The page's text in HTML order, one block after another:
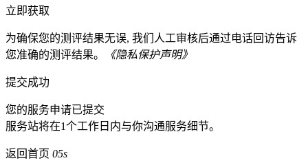
立即获取
为确保您的测评结果无误, 我们人工审核后通过电话回访告诉
您准确的测评结果。
《隐私保护声明》
提交成功
您的服务申请已提交
服务站将在1个工作日内与你沟通服务细节。
返回首页 05s